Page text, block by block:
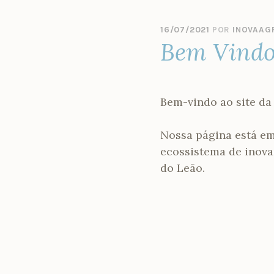
16/07/2021 POR
Bem
Bem-vindo ao site
Nossa página está
ecossistema de
do Leão.